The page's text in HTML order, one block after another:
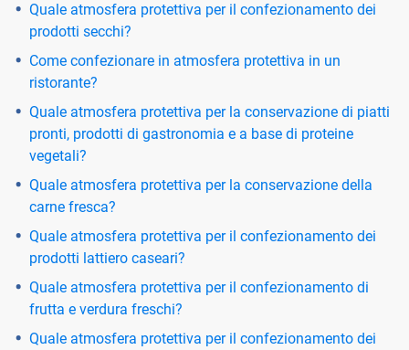
Quale atmosfera protettiva per il confezionamento dei
prodotti secchi?
Come confezionare in atmosfera protettiva in un
ristorante?
Quale atmosfera protettiva per la conservazione di piatti
pronti, prodotti di gastronomia e a base di proteine
vegetali?
Quale atmosfera protettiva per la conservazione della
carne fresca?
Quale atmosfera protettiva per il confezionamento dei
prodotti lattiero caseari?
Quale atmosfera protettiva per il confezionamento di
frutta e verdura freschi?
Quale atmosfera protettiva per il confezionamento dei